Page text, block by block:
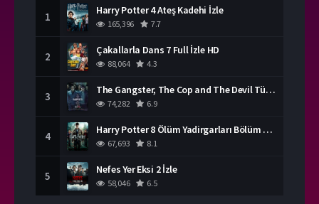
1 Harry Potter 4 Ateş Kadehi İzle
165,396 7.7
2 Çakallarla Dans 7 Full İzle HD
88,064 4.3
3 The Gangster, The Cop and The Devil Türkçe Dublaj İzle
74,282 6.9
4 Harry Potter 8 Ölüm Yadirgarları Bölüm 2 İzle
67,693 8.1
5 Nefes Yer Eksi 2 İzle
58,046 6.5